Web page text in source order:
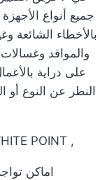
جميع أنواع
بالأخطاء الشائعة
والمواقد
على دراية
النظر عن النوع أو
,
POINT
اماكن